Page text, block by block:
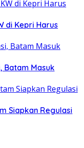
di Kepri Harus
Batam Masuk
Siapkan Regulasi